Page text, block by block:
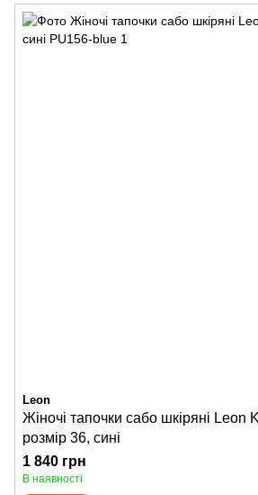
Leon
Жіночі тапочки сабо шкіряні Leon
розмір 36, сині
1 840 грн
В наявності